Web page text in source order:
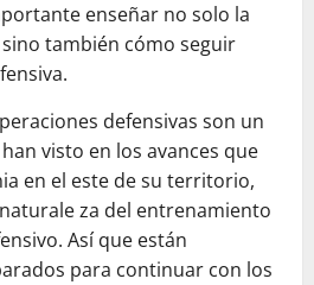
enseñar no solo la
también cómo seguir
defensivas son un
visto en los avances que
en el este de su territorio,
za del entrenamiento
Así que están
para continuar con los